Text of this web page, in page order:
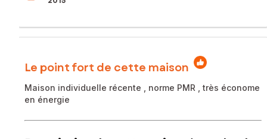
Le point fort de cette maison
Maison individuelle récente , norme PMR , très économe
en énergie